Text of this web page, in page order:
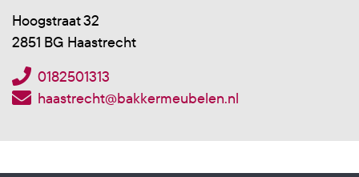
Hoogstraat 32
2851 BG Haastrecht
0182501313
haastrecht@bakkermeubelen.nl